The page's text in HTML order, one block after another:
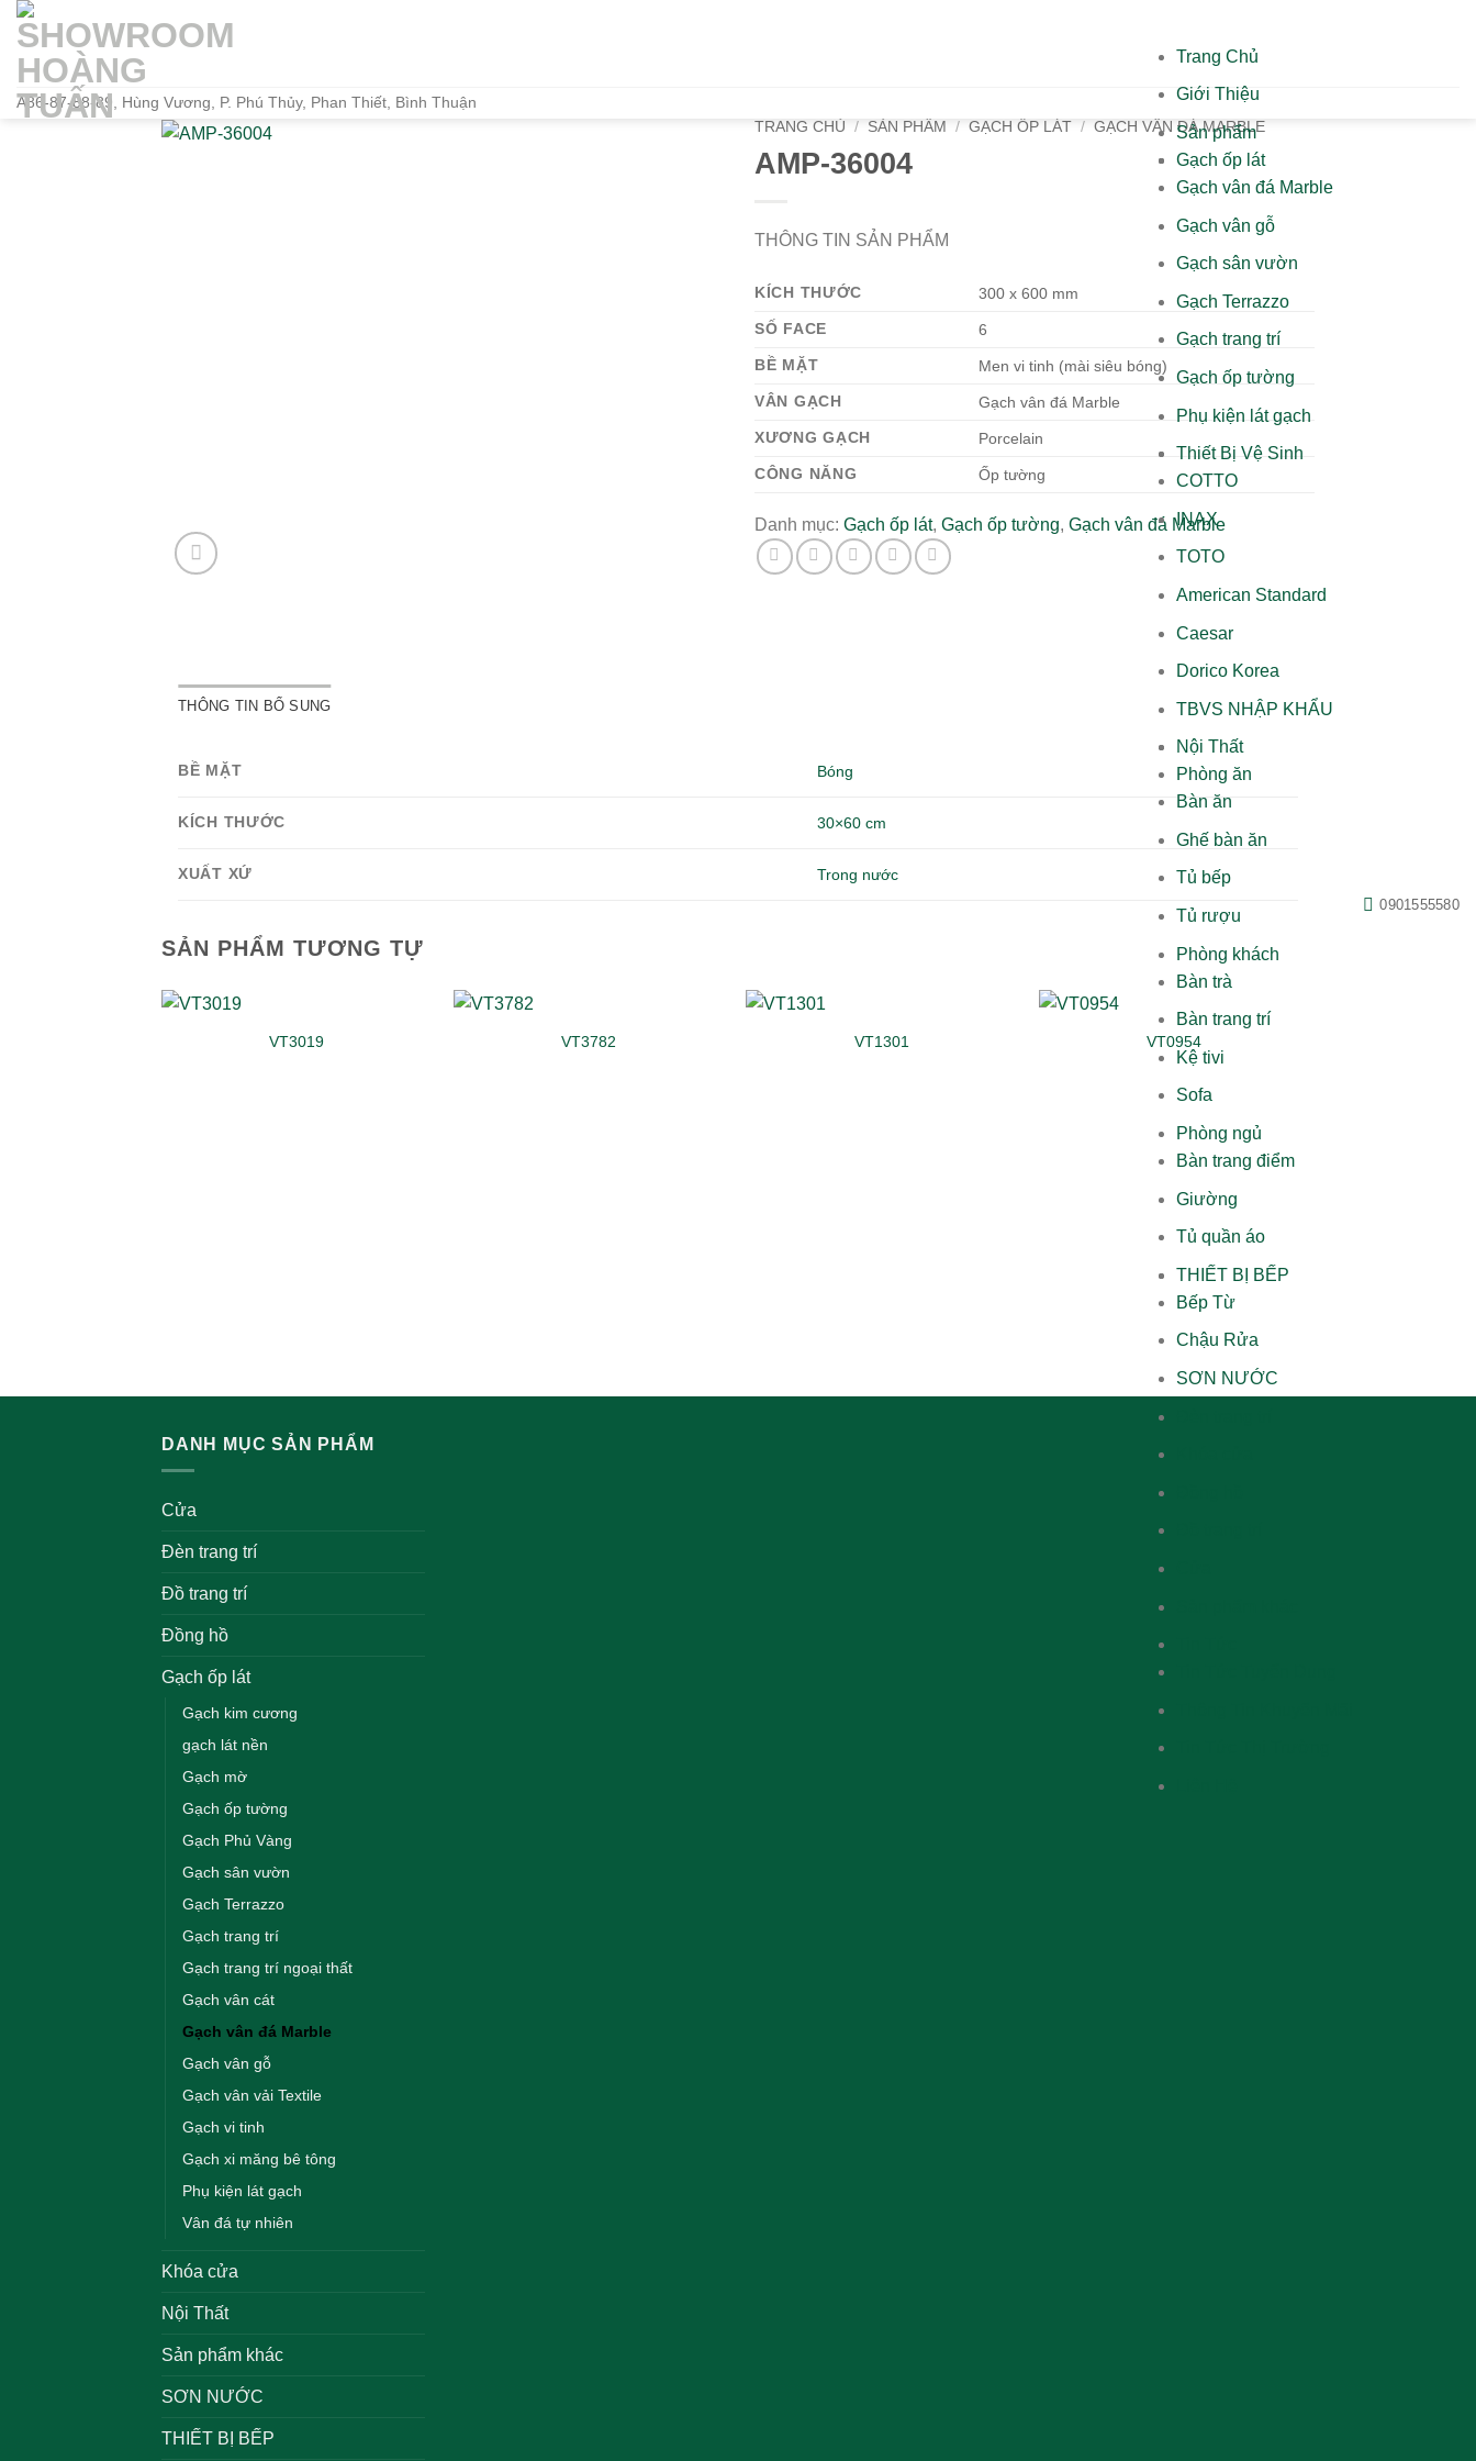
Bỏ
qua
dung
Trang Chủ
Giới Thiệu
Sản phẩm
Gạch ốp lát
Gạch vân đá Marble
Gạch vân gỗ
Gạch sân vườn
Gạch Terrazzo
Gạch trang trí
Gạch ốp tường
Phụ kiện lát gạch
Thiết Bị Vệ Sinh
COTTO
INAX
TOTO
American Standard
Caesar
Dorico Korea
TBVS NHẬP KHẨU
Nội Thất
Phòng ăn
Bàn ăn
Ghế bàn ăn
Tủ bếp
Tủ rượu
Phòng khách
Bàn trà
Bàn trang trí
Kệ tivi
Sofa
Phòng ngủ
Bàn trang điểm
Giường
Tủ quần áo
THIẾT BỊ BẾP
Bếp Từ
Chậu Rửa
SƠN NƯỚC
0901555580
A86-87-88-89, Hùng Vương, P. Phú Thủy, Phan Thiết, Bình Thuận
TRANG CHỦ
/ SẢN PHẨM / GẠCH ỐP LÁT / GẠCH VÂN ĐÁ MARBLE
AMP-36004
THÔNG TIN SẢN PHẨM
KÍCH THƯỚC
300 x 600 mm
SỐ FACE
6
BỀ MẶT
Men vi tinh (mài siêu bóng)
VÂN GẠCH
Gạch vân đá Marble
XƯƠNG GẠCH
Porcelain
CÔNG NĂNG
Ốp tường
Danh mục: Gạch ốp lát, Gạch ốp tường, Gạch vân đá Marble
THÔNG TIN BỔ SUNG
BỀ MẶT Bóng
KÍCH THƯỚC 30×60 cm
XUẤT XỨ Trong nước
SẢN PHẨM TƯƠNG TỰ
VT3019 VT3782 VT1301 VT0954
DANH MỤC SẢN PHẨM
Cửa
Đèn trang trí
Đồ trang trí
Đồng hồ
Gạch ốp lát
Gạch kim cương
gạch lát nền
Gạch mờ
Gạch ốp tường
Gạch Phủ Vàng
Gạch sân vườn
Gạch Terrazzo
Gạch trang trí
Gạch trang trí ngoại thất
Gạch vân cát
Gạch vân đá Marble
Gạch vân gỗ
Gạch vân vải Textile
Gạch vi tinh
Gạch xi măng bê tông
Phụ kiện lát gạch
Vân đá tự nhiên
Khóa cửa
Nội Thất
Sản phẩm khác
SƠN NƯỚC
THIẾT BỊ BẾP